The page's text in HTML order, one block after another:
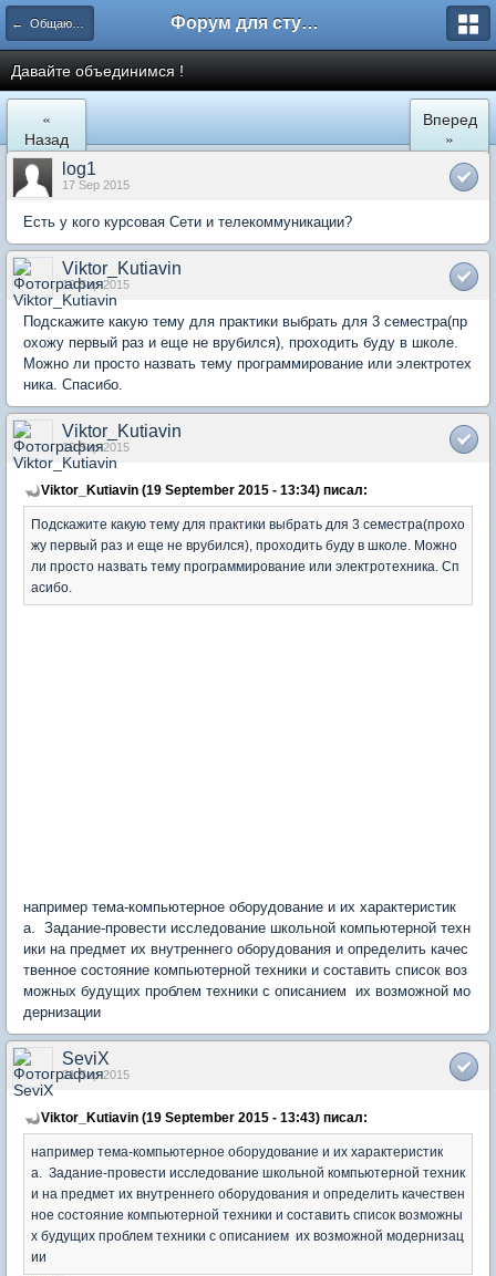
← Общаются информатики Форум для студента СГА
Давайте объединимся !
«
Назад
Вперед
»
log1
17 Sep 2015
Есть у кого курсовая Сети и телекоммуникации?
Viktor_Kutiavin
19 Sep 2015
Подскажите какую тему для практики выбрать для 3 семестра(пр
охожу первый раз и еще не врубился), проходить буду в школе.
Можно ли просто назвать тему программирование или электротех
ника. Спасибо.
Viktor_Kutiavin
19 Sep 2015
Viktor_Kutiavin (19 September 2015 - 13:34) писал:
Подскажите какую тему для практики выбрать для 3 семестра(прохо
жу первый раз и еще не врубился), проходить буду в школе. Можно
ли просто назвать тему программирование или электротехника. Сп
асибо.
например тема-компьютерное оборудование и их характеристик
а. Задание-провести исследование школьной компьютерной техн
ики на предмет их внутреннего оборудования и определить качес
твенное состояние компьютерной техники и составить список воз
можных будущих проблем техники с описанием их возможной мо
дернизации
SeviX
21 Sep 2015
Viktor_Kutiavin (19 September 2015 - 13:43) писал:
например тема-компьютерное оборудование и их характеристик
а. Задание-провести исследование школьной компьютерной техник
и на предмет их внутреннего оборудования и определить качествен
ное состояние компьютерной техники и составить список возможны
х будущих проблем техники с описанием их возможной модернизац
ии